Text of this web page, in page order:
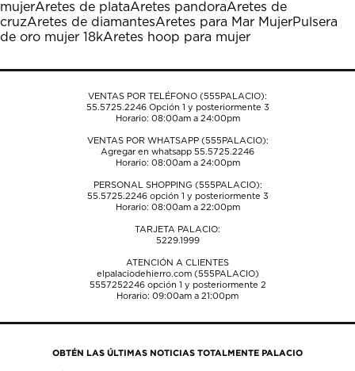
mujerAretes de plataAretes pandoraAretes de
cruzAretes de diamantesAretes para Mar MujerPulsera
de oro mujer 18kAretes hoop para mujer
VENTAS POR TELÉFONO (555PALACIO):
55.5725.2246Opción 1 y posteriormente 3
Horario: 08:00am a 24:00pm
VENTAS POR WHATSAPP (555PALACIO):
Agregar en whatsapp 55.5725.2246
Horario: 08:00am a 24:00pm
PERSONAL SHOPPING (555PALACIO):
55.5725.2246opción 1 y posteriormente 3
Horario: 08:00am a 22:00pm
TARJETA PALACIO:
5229.1999
ATENCIÓN A CLIENTES
elpalaciodehierro.com (555PALACIO)
5557252246opción 1 y posteriormente 2
Horario: 09:00am a 21:00pm
OBTÉN LAS ÚLTIMAS NOTICIAS TOTALMENTE PALACIO